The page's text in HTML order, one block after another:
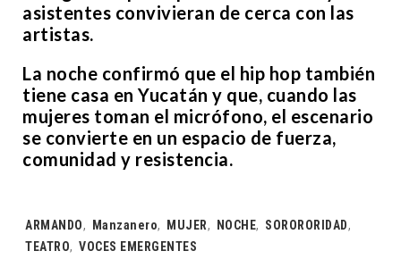
asistentes convivieran de cerca con las
artistas.
La noche confirmó que el hip hop también
tiene casa en Yucatán y que, cuando las
mujeres toman el micrófono, el escenario
se convierte en un espacio de fuerza,
comunidad y resistencia.
Tags:
ARMANDO, Manzanero, MUJER, NOCHE, SORORORIDAD,
TEATRO, VOCES EMERGENTES